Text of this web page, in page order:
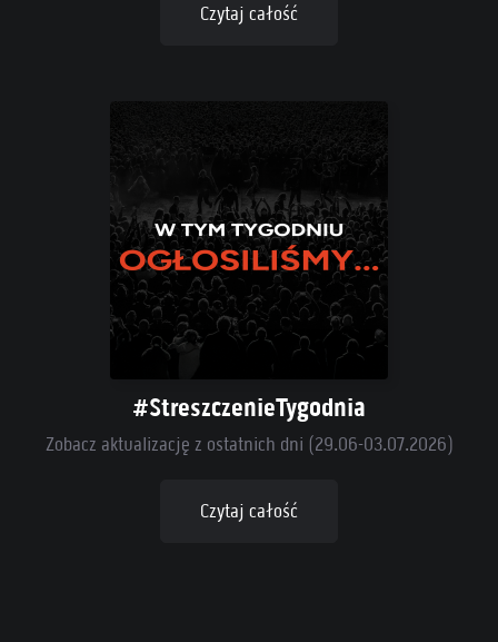
Czytaj całość
#StreszczenieTygodnia
Zobacz aktualizację z ostatnich dni (29.06-03.07.2026)
Czytaj całość